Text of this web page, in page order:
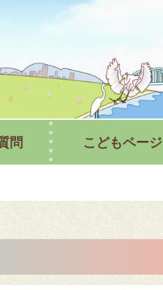
館ホームページ
問 こどもページ